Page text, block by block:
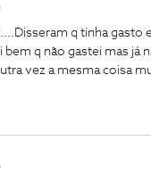
q tinha gasto
q não gastei mas já
vez a mesma coisa